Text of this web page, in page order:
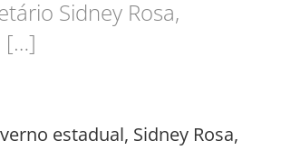
Sidney Rosa,
[…]
estadual, Sidney Rosa,